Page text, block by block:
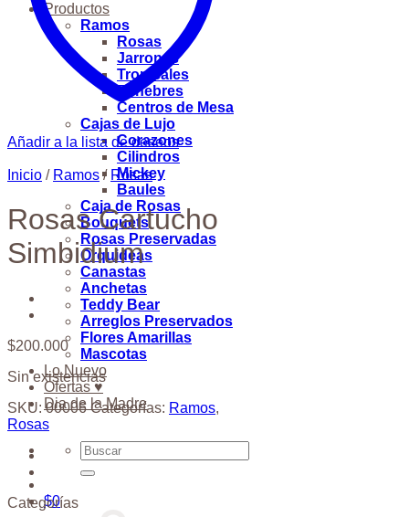
Productos
Ramos
Rosas
Jarrones
Tropicales
Fúnebres
Centros de Mesa
Cajas de Lujo
Corazones
Cilindros
Mickey
Baules
Caja de Rosas
Bouquets
Rosas Preservadas
Orquideas
Canastas
Anchetas
Teddy Bear
Arreglos Preservados
Flores Amarillas
Mascotas
Lo Nuevo
Ofertas ♥
Dia de la Madre
Buscar
por:
$0
Añadir a la lista de deseos
Inicio / Ramos / Rosas
Rosas Cartucho
Simbidium
$200.000
Sin existencias
SKU:00006 Categorías: Ramos,
Rosas
Categorías